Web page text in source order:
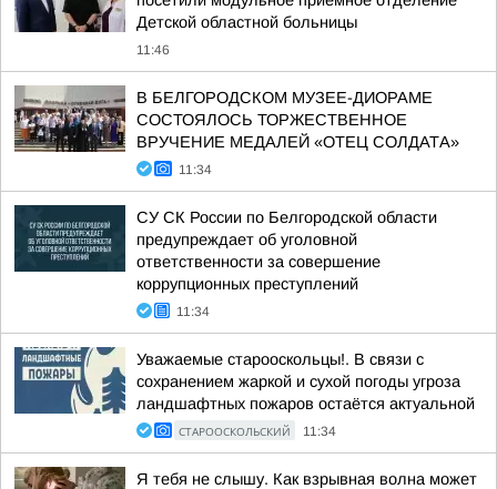
Детской областной больницы
11:46
В БЕЛГОРОДСКОМ МУЗЕЕ-ДИОРАМЕ
СОСТОЯЛОСЬ ТОРЖЕСТВЕННОЕ
ВРУЧЕНИЕ МЕДАЛЕЙ «ОТЕЦ СОЛДАТА»
11:34
СУ СК России по Белгородской области
предупреждает об уголовной
ответственности за совершение
коррупционных преступлений
11:34
Уважаемые старооскольцы!. В связи с
сохранением жаркой и сухой погоды угроза
ландшафтных пожаров остаётся актуальной
СТАРООСКОЛЬСКИЙ 11:34
Я тебя не слышу. Как взрывная волна может